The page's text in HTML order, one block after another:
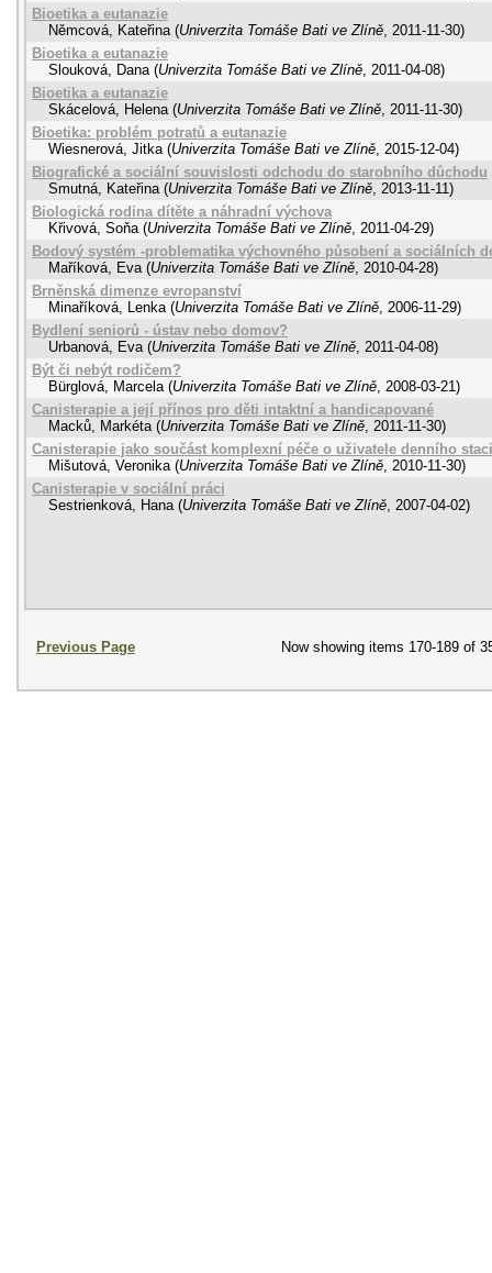
Bioetika a eutanazie
Němcová, Kateřina (Univerzita Tomáše Bati ve Zlíně, 2011-11-30)
Bioetika a eutanazie
Slouková, Dana (Univerzita Tomáše Bati ve Zlíně, 2011-04-08)
Bioetika a eutanazie
Skácelová, Helena (Univerzita Tomáše Bati ve Zlíně, 2011-11-30)
Bioetika: problém potratů a eutanazie
Wiesnerová, Jitka (Univerzita Tomáše Bati ve Zlíně, 2015-12-04)
Biografické a sociální souvislosti odchodu do starobního důchodu
Smutná, Kateřina (Univerzita Tomáše Bati ve Zlíně, 2013-11-11)
Biologická rodina dítěte a náhradní výchova
Křivová, Soňa (Univerzita Tomáše Bati ve Zlíně, 2011-04-29)
Bodový systém -problematika výchovného působení a sociálních
Maříková, Eva (Univerzita Tomáše Bati ve Zlíně, 2010-04-28)
Brněnská dimenze evropanství
Minaříková, Lenka (Univerzita Tomáše Bati ve Zlíně, 2006-11-29)
Bydlení seniorů - ústav nebo domov?
Urbanová, Eva (Univerzita Tomáše Bati ve Zlíně, 2011-04-08)
Být či nebýt rodičem?
Bürglová, Marcela (Univerzita Tomáše Bati ve Zlíně, 2008-03-21)
Canisterapie a její přínos pro děti intaktní a handicapované
Macků, Markéta (Univerzita Tomáše Bati ve Zlíně, 2011-11-30)
Canisterapie jako součást komplexní péče o uživatele denního
Mišutová, Veronika (Univerzita Tomáše Bati ve Zlíně, 2010-11-30)
Canisterapie v sociální práci
Sestrienková, Hana (Univerzita Tomáše Bati ve Zlíně, 2007-04-02)
Previous Page Now showing items 170-189 of